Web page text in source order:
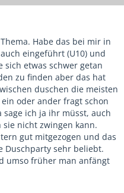
Habe das bei mir in
eingeführt (U10) und
sich etwas schwer getan
zu finden aber das hat
duschen die meisten
oder ander fragt schon
ich ja ihr müsst, auch
nicht zwingen kann.
gut mitgezogen und das
Duschparty sehr beliebt.
umso früher man anfängt